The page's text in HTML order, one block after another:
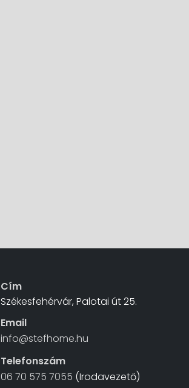
Cím
Székesfehérvár, Palotai út 25.
Email
info@stefhome.hu
Telefonszám
06 70 575 7055 (Irodavezető)